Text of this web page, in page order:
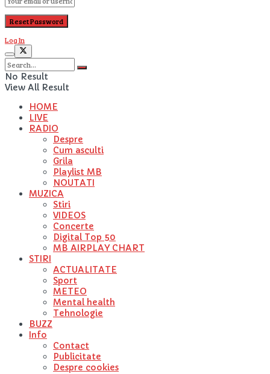
Log In
No Result
View All Result
HOME
LIVE
RADIO
Despre
Cum asculti
Grila
Playlist MB
NOUTATI
MUZICA
Stiri
VIDEOS
Concerte
Digital Top 50
MB AIRPLAY CHART
STIRI
ACTUALITATE
Sport
METEO
Mental health
Tehnologie
BUZZ
Info
Contact
Publicitate
Despre cookies